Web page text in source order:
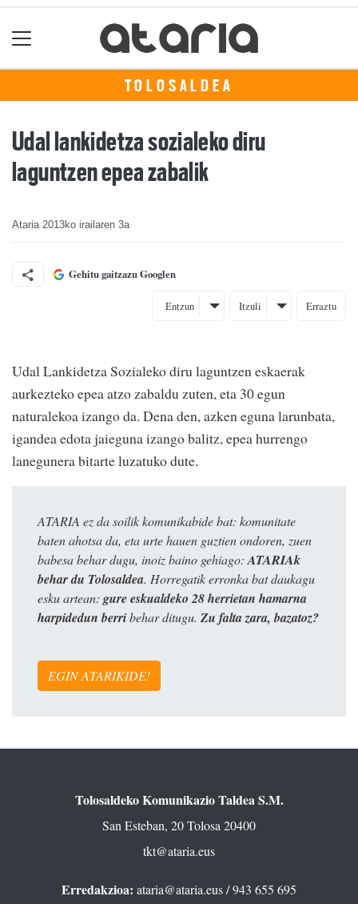
TOLOSALDEA
Udal lankidetza sozialeko diru
laguntzen epea zabalik
Ataria 2013ko irailaren 3a
Gehitu gaitzazu Googlen
Entzun Itzuli Erraztu
Udal Lankidetza Sozialeko diru laguntzen eskaerak
aurkezteko epea atzo zabaldu zuten, eta 30 egun
naturalekoa izango da. Dena den, azken eguna larunbata,
igandea edota jaieguna izango balitz, epea hurrengo
lanegunera bitarte luzatuko dute.
ATARIA ez da soilik komunikabide bat: komunitate
baten ahotsa da, eta urte hauen guztien ondoren, zuen
babesa behar dugu, inoiz baino gehiago: ATARIAk
behar du Tolosaldea. Horregatik erronka bat daukagu
esku artean: gure eskualdeko 28 herrietan hamarna
harpidedun berribehar ditugu. Zu falta zara, bazatoz?
EGIN ATARIKIDE!
Tolosaldeko Komunikazio Taldea S.M.
San Esteban, 20 Tolosa 20400
tkt@ataria.eus
Erredakzioa: ataria@ataria.eus/ 943 655 695